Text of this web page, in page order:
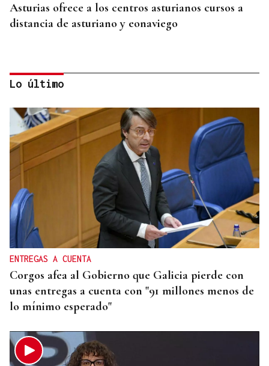
Asturias ofrece a los centros asturianos cursos a
distancia de asturiano y eonaviego
CONCIERTO EN PARÍS
La música de Vigo conquista París con una misa
solemne y dos memorables conciertos
Lo último
ENTREGAS A CUENTA
Corgos afea al Gobierno que Galicia pierde con
unas entregas a cuenta con "91 millones menos de
lo mínimo esperado"